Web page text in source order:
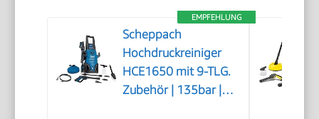
EMPFEHLUNG
Scheppach
Hochdruckreiniger
HCE1650 mit 9-TLG.
Zubehör | 135bar |